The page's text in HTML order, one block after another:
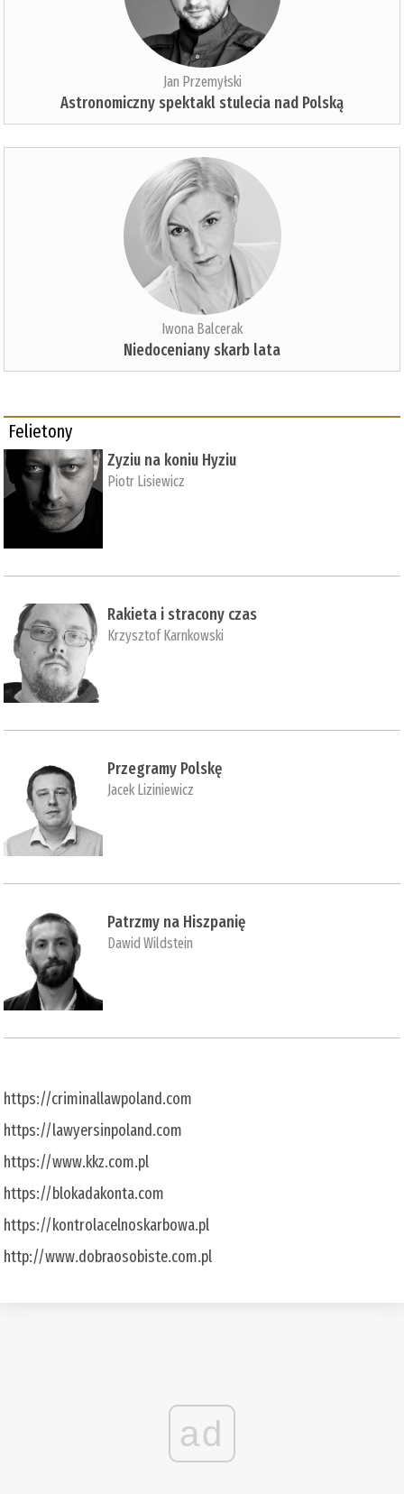
Jan Przemyłski
Astronomiczny spektakl stulecia nad Polską
Iwona Balcerak
Niedoceniany skarb lata
Felietony
Zyziu na koniu Hyziu
Piotr Lisiewicz
Rakieta i stracony czas
Krzysztof Karnkowski
Przegramy Polskę
Jacek Liziniewicz
Patrzmy na Hiszpanię
Dawid Wildstein
https://criminallawpoland.com
https://lawyersinpoland.com
https://www.kkz.com.pl
https://blokadakonta.com
https://kontrolacelnoskarbowa.pl
http://www.dobraosobiste.com.pl
ad